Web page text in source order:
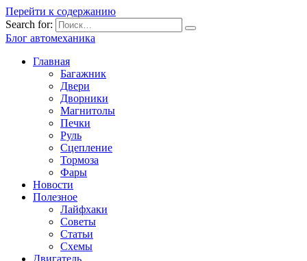
Перейти к содержанию
Search for:
Блог автомеханика
Главная
Багажник
Двери
Дворники
Магнитолы
Печки
Руль
Сцепление
Тормоза
Фары
Новости
Полезное
Лайфхаки
Советы
Статьи
Схемы
Двигатель